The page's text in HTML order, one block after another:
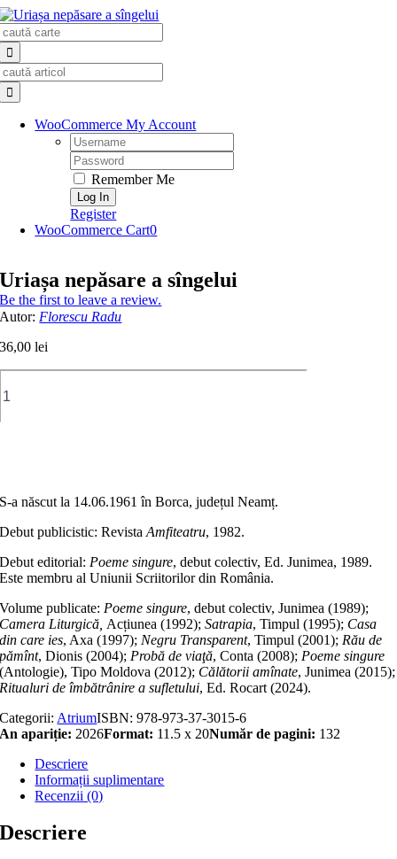
Skip
to
content
WooCommerce My Account
Username:
Password:
Remember Me
Register
WooCommerce Cart0
Uriașa nepăsare a sîngelui
Be the first to leave a review.
Autor: Florescu Radu
36,00lei
S‐a născut la 14.06.1961 în Borca, județul Neamț.
Debut publicistic: RevistaAmfiteatru, 1982.
Debut editorial: Poeme singure, debut colectiv, Ed. Junimea, 1989.
Este membru al Uniunii Scriitorilor din România.
Volume publicate: Poeme singure, debut colectiv, Junimea (1989);
Camera Liturgică, Acțiunea (1992);Satrapia, Timpul (1995); Casa
din care ies, Axa (1997); Negru Transparent, Timpul (2001); Rău de
pămînt, Dionis (2004); Probă de viaţă, Conta (2008); Poeme singure
(Antologie), Tipo Moldova (2012); Călătorii amînate, Junimea (2015);
Ritualuri de îmbătrânire a sufletului, Ed. Rocart (2024).
Categorii: AtriumISBN:978-973-37-3015-6
An apariție: 2026Format: 11.5 x 20Număr de pagini: 132
Descriere
Informații suplimentare
Recenzii (0)
Descriere